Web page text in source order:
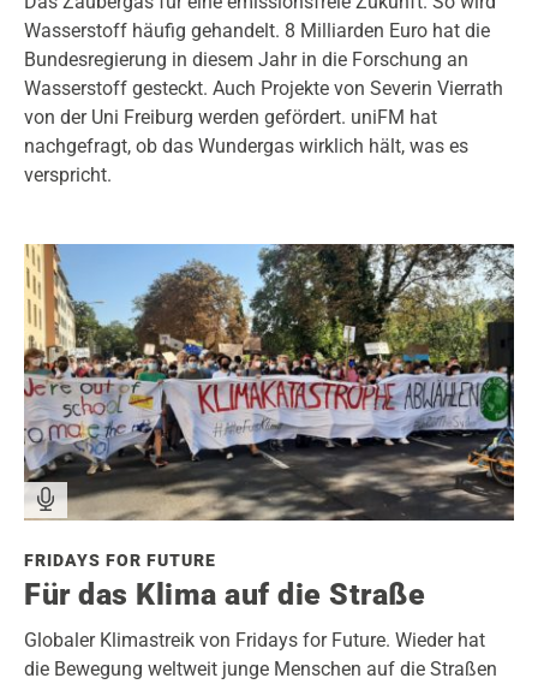
Wasserstoff häufig gehandelt. 8 Milliarden Euro hat die
Bundesregierung in diesem Jahr in die Forschung an
Wasserstoff gesteckt. Auch Projekte von Severin Vierrath
von der Uni Freiburg werden gefördert. uniFM hat
nachgefragt, ob das Wundergas wirklich hält, was es
verspricht.
FRIDAYS FOR FUTURE
Für das Klima auf die Straße
Globaler Klimastreik von Fridays for Future. Wieder hat
die Bewegung weltweit junge Menschen auf die Straßen